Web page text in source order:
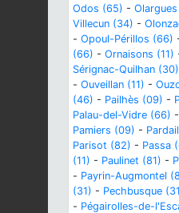
Odos (65) -
Villecun (34) -
- Opoul-Périllos (66)
(66) - Ornaisons (11)
Sérignac-Quilhan (30)
- Ouveillan (11) -
(46) - Pailhès (09) -
Palau-del-Vidre (66) -
Pamiers (09) -
Parisot (82) - Passa
(11) - Paulinet (81) -
- Payrin-Augmontel
(31) - Pechbusque
- Pégairolles-de-